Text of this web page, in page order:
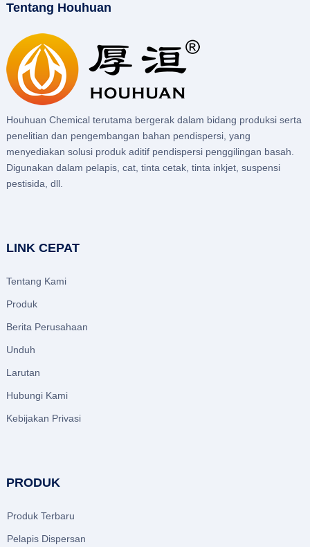
Tentang Houhuan
Houhuan Chemical terutama bergerak dalam bidang produksi serta
penelitian dan pengembangan bahan pendispersi, yang
menyediakan solusi produk aditif pendispersi penggilingan basah.
Digunakan dalam pelapis, cat, tinta cetak, tinta inkjet, suspensi
pestisida, dll.
LINK CEPAT
Tentang Kami
Produk
Berita Perusahaan
Unduh
Larutan
Hubungi Kami
Kebijakan Privasi
PRODUK
Produk Terbaru
Pelapis Dispersan